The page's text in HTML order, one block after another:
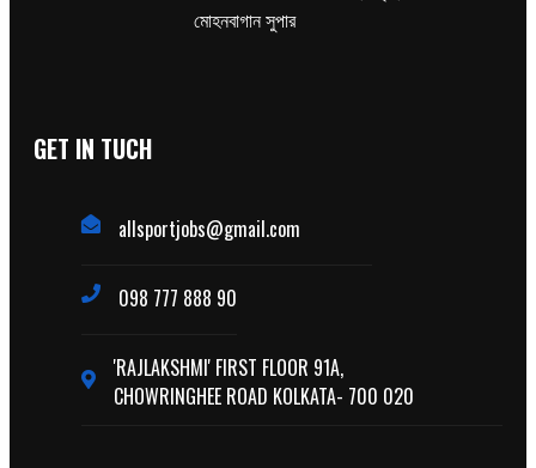
মোহনবাগান সুপার
GET IN TUCH
allsportjobs@gmail.com
098 777 888 90
'RAJLAKSHMI' FIRST FLOOR 91A,
CHOWRINGHEE ROAD KOLKATA- 700 020